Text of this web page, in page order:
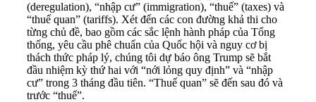
(deregulation), “nhập cư” (immigration), “thuế” (taxes) và
“thuế quan” (tariffs). Xét đến các con đường khả thi cho
từng chủ đề, bao gồm các sắc lệnh hành pháp của Tổng
thống, yêu cầu phê chuẩn của Quốc hội và nguy cơ bị
thách thức pháp lý, chúng tôi dự báo ông Trump sẽ bắt
đầu nhiệm kỳ thứ hai với “nới lỏng quy định” và “nhập
cư” trong 3 tháng đầu tiên. “Thuế quan” sẽ đến sau đó và
trước “thuế”.